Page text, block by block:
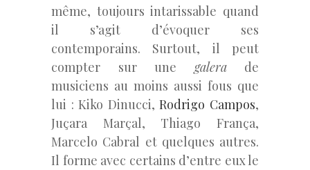
même, toujours intarissable quand
il s’agit d’évoquer ses
contemporains. Surtout, il peut
compter sur une galerade
musiciens au moins aussi fous que
lui : Kiko Dinucci,Rodrigo Campos,
Juçara Marçal, Thiago França,
Marcelo Cabral et quelques autres.
Il forme avec certains d’entre eux le